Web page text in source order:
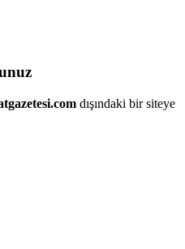
dışındaki bir siteye